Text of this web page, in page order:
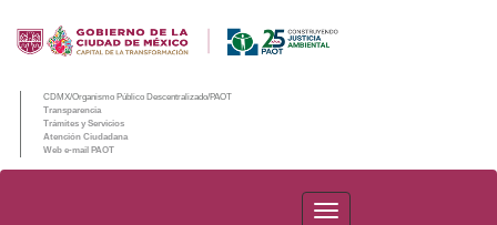
CDMX/Organismo Público Descentralizado/PAOT
Transparencia
Trámites y Servicios
Atención Ciudadana
Web e-mail PAOT
PAOT